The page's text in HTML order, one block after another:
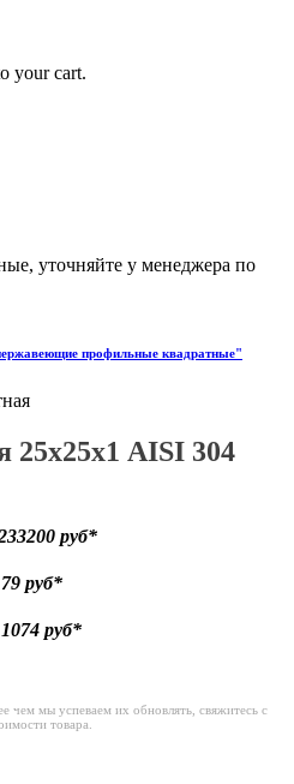
your cart.
уточняйте у менеджера по
профильные квадратные"
25х25х1 AISI 304
руб*
руб*
1074 руб*
чем мы успеваем их обновлять, свяжитесь с
товара.